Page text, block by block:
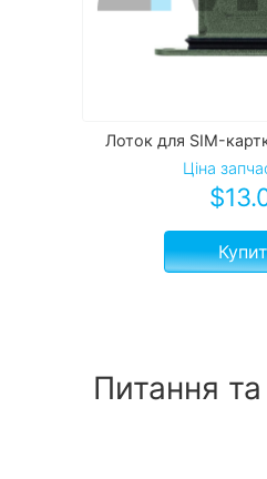
Лоток для SIM-
Ціна
$
Питання та